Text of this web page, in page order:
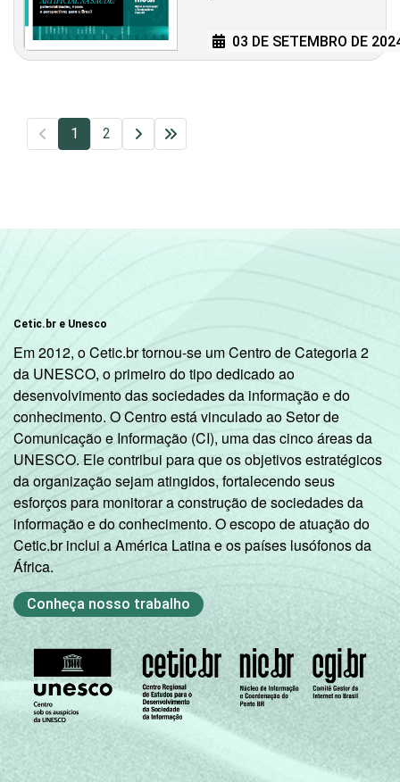
03 DE SETEMBRO DE
1 2
Cetic.br e Unesco
Em 2012, o Cetic.br tornou-se um Centro de Categoria 2
da UNESCO, o primeiro do tipo dedicado ao
desenvolvimento das sociedades da informação e do
conhecimento. O Centro está vinculado ao Setor de
Comunicação e Informação (CI), uma das cinco áreas da
UNESCO. Ele contribui para que os objetivos estratégicos
da organização sejam atingidos, fortalecendo seus
esforços para monitorar a construção de sociedades da
informação e do conhecimento. O escopo de atuação do
Cetic.br inclui a América Latina e os países lusófonos da
África.
Conheça nosso trabalho